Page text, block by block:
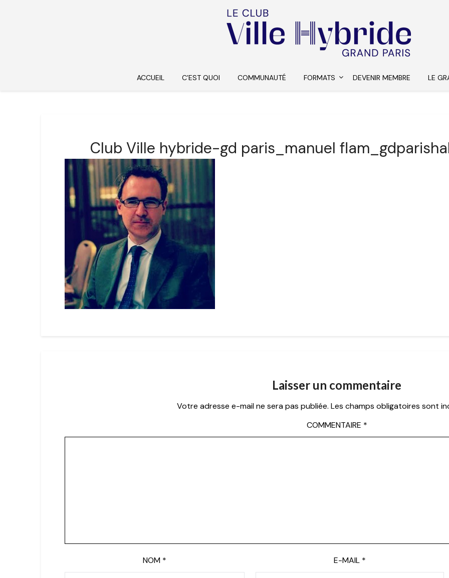
ACCUEIL C’EST QUOI COMMUNAUTÉ FORMATS DEVENIR MEMBRE LE
Club Ville hybride-gd paris_manuel
Laisser un commentaire
Votre adresse e-mail ne sera pas publiée. Les champs obligatoires sont
COMMENTAIRE *
NOM * E-MAIL *